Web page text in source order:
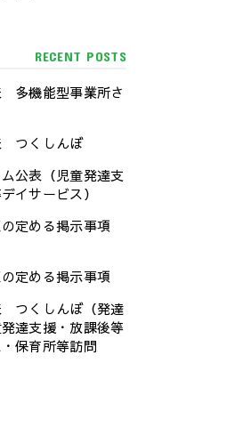
RECENT POSTS
多機能型事業所さ
つくしんぼ
公表（児童発達支
イサービス）
定める掲示事項
定める掲示事項
つくしんぼ（発達
達支援・放課後等
保育所等訪問